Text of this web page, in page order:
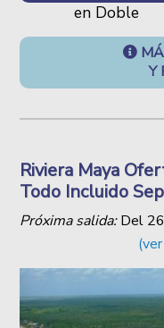
en Doble
Y
Riviera Maya
Todo Incluido
Próxima salida:Del